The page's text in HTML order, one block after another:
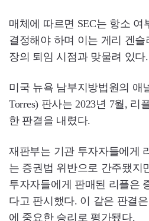
매체에 따르면 SEC는 항소 여
결정해야 하며 이는 게리 겐슬
장의 퇴임 시점과 맞물려 있다.
미국 뉴욕 남부지방법원의 애
Torres) 판사는 2023년 7월, 리
한 판결을 내렸다.
재판부는 기관 투자자들에게
는 증권법 위반으로 간주됐지
투자자들에게 판매된 리플은
다고 판시했다. 이 같은 판결
에 중요한 승리로 평가됐다.